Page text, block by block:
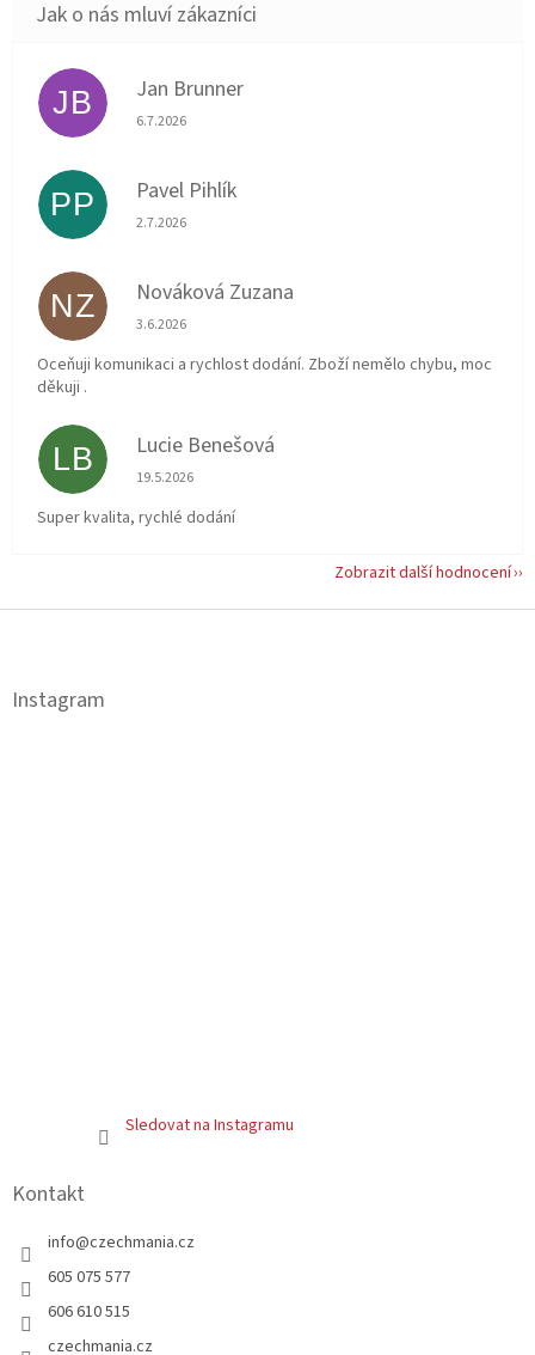
JB Jan Brunner
Hodnocení obchodu je 5 z 5 hvězdiček.
6.7.2026
PP Pavel Pihlík
Hodnocení obchodu je 5 z 5 hvězdiček.
2.7.2026
NZ Nováková Zuzana
Hodnocení obchodu je 5 z 5 hvězdiček.
3.6.2026
Oceňuji komunikaci a rychlost dodání. Zboží nemělo chybu, moc
děkuji .
LB Lucie Benešová
Hodnocení obchodu je 5 z 5 hvězdiček.
19.5.2026
Super kvalita, rychlé dodání
Zobrazit další hodnocení
Z
Instagram
Sledovat na Instagramu
Kontakt
info@czechmania.cz
605 075 577
606 610 515
czechmania.cz